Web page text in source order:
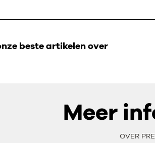
beste artikelen over
Meer
OVER